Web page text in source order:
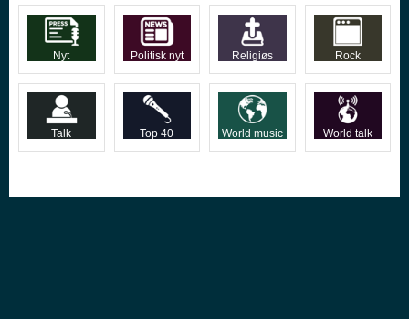
Nyt Politisk nyt Religiøs Rock
Talk Top 40 World music World talk